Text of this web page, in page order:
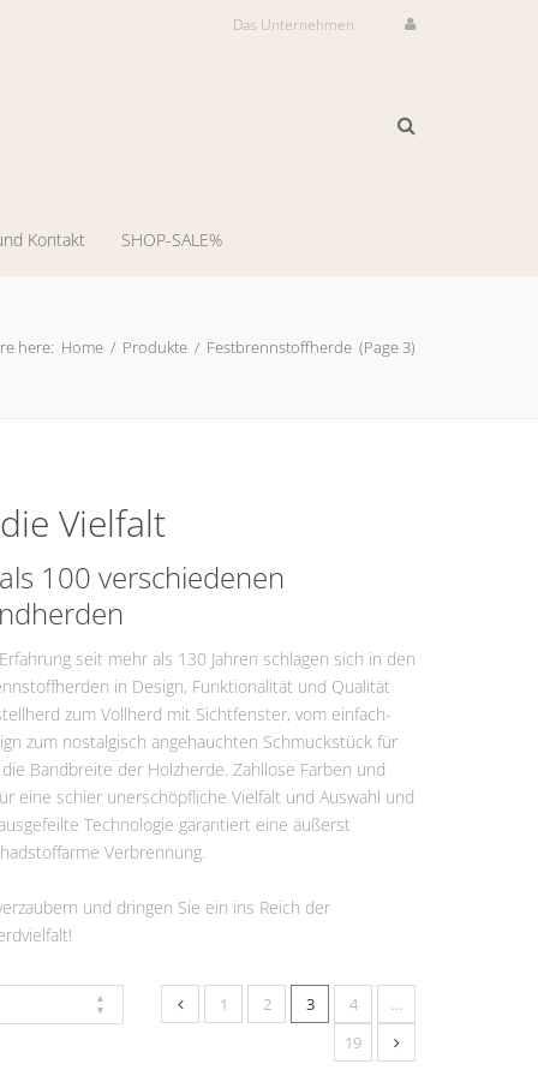
Das Unternehmen
Kontakt SHOP-SALE%
here: Home / Produkte / Festbrennstoffherde (Page 3)
Vielfalt
100 verschiedenen
seit mehr als 130 Jahren schlagen sich in den
in Design, Funktionalität und Qualität
zum Vollherd mit Sichtfenster, vom einfach-
zum nostalgisch angehauchten Schmuckstück für
Bandbreite der Holzherde. Zahllose Farben und
eine schier unerschöpfliche Vielfalt und Auswahl und
Technologie garantiert eine äußerst
Verbrennung.
und dringen Sie ein ins Reich der
1 2 3 4
…
19